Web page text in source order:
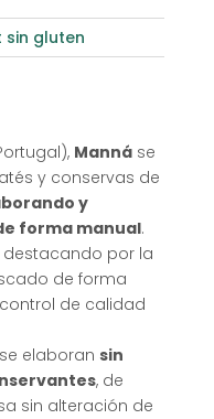
sin gluten
Mannáse
y conservas de
y
forma manual.
destacando por la
de forma
de calidad
elaboran sin
, de
sin alteración de